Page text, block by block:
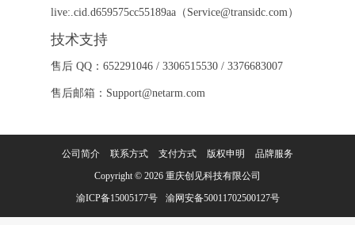
live:.cid.d659575cc55189aa（Service@transidc.com）
技术支持
售后 QQ：652291046 / 3306515530 / 3376683007
售后邮箱：Support@netarm.com
公司简介 联系方式 支付方式 版权申明
品牌服务
Copyright © 2026 重庆创见科技有限公司
渝ICP备15005177号
渝网安备50011702500127号